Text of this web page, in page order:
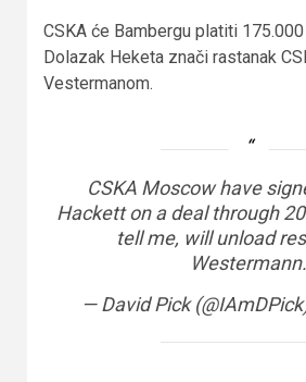
CSKA će Bambergu platiti
Dolazak Heketa znači rastanak
Vestermanom.
CSKA Moscow have
Hackett on a deal through
tell me, will unload
Westermann.
— David Pick